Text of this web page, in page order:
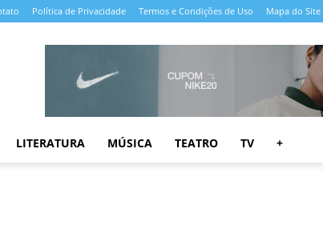
Política de Privacidade Termos e Condições de Uso Mapa do Site
LITERATURA MÚSICA TEATRO TV +